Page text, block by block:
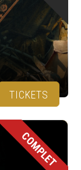
TICKETS
COMPLET